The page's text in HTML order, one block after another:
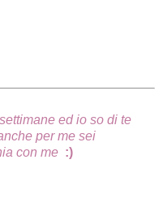
ed io so di te
per me sei
con me :)